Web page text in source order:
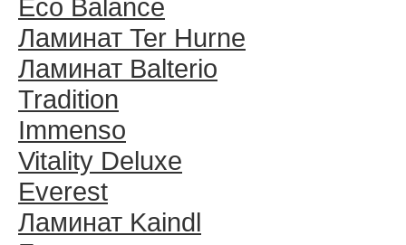
Eco Balance
Ламинат Ter Hurne
Ламинат Balterio
Tradition
Immenso
Vitality Deluxe
Everest
Ламинат Kaindl